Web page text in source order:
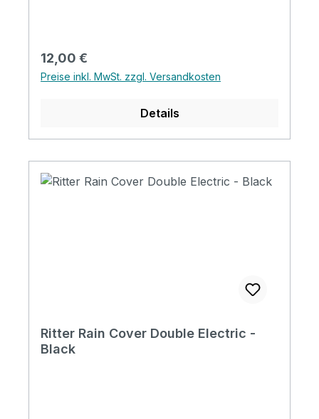
Regulärer Preis:
12,00 €
Preise inkl. MwSt. zzgl. Versandkosten
Details
Ritter Rain Cover Double Electric -
Black